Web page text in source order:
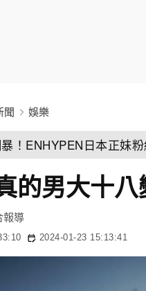
聞 娛樂
！ENHYPEN日本正妹
的男大十
報導
2024-01-23 15:13:41